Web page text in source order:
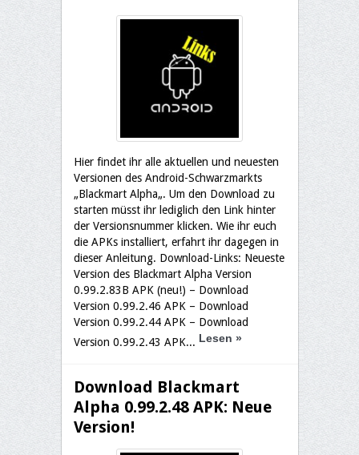
Hier findet ihr alle aktuellen und neuesten
Versionen des Android-Schwarzmarkts
„Blackmart Alpha„. Um den Download zu
starten müsst ihr lediglich den Link hinter
der Versionsnummer klicken. Wie ihr euch
die APKs installiert, erfahrt ihr dagegen in
dieser Anleitung. Download-Links: Neueste
Version des Blackmart Alpha Version
0.99.2.83B APK (neu!) – Download
Version 0.99.2.46 APK – Download
Version 0.99.2.44 APK – Download
Version 0.99.2.43 APK... Lesen »
Download Blackmart
Alpha 0.99.2.48 APK: Neue
Version!